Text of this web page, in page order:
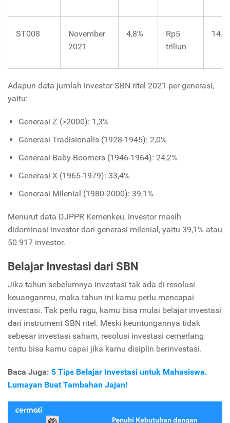
ST008
November
2021
4,8%
Rp5
triliun
Adapun data jumlah investor SBN ritel 2021 per generasi,
yaitu:
Generasi Z (>2000): 1,3%
Generasi Tradisionalis (1928-1945): 2,0%
Generasi Baby Boomers (1946-1964): 24,2%
Generasi X (1965-1979): 33,4%
Generasi Milenial (1980-2000): 39,1%
Menurut data DJPPR Kemenkeu, investor masih
didominasi investor dari generasi milenial, yaitu 39,1% atau
50.917 investor.
Belajar Investasi dari SBN
Jika tahun sebelumnya investasi tak ada di resolusi
keuanganmu, maka tahun ini kamu perlu mencapai
investasi. Tak perlu ragu, kamu bisa mulai belajar investasi
dari instrument SBN ritel. Meski keuntungannya tidak
sebesar investasi saham, resolusi investasi cemerlang
tentu bisa kamu capai jika kamu disiplin berinvestasi.
Baca Juga: 5 Tips Belajar Investasi untuk Mahasiswa.
Lumayan Buat Tambahan Jajan!